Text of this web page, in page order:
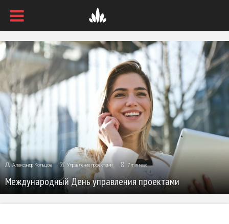
Александр Кольцов Управление проектами 7 min read
Международный День управления проектами